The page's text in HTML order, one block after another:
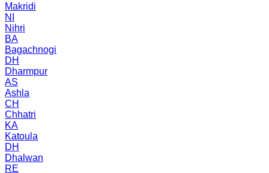
Makridi
NI
Nihri
BA
Bagachnogi
DH
Dharmpur
AS
Ashla
CH
Chhatri
KA
Katoula
DH
Dhalwan
RE